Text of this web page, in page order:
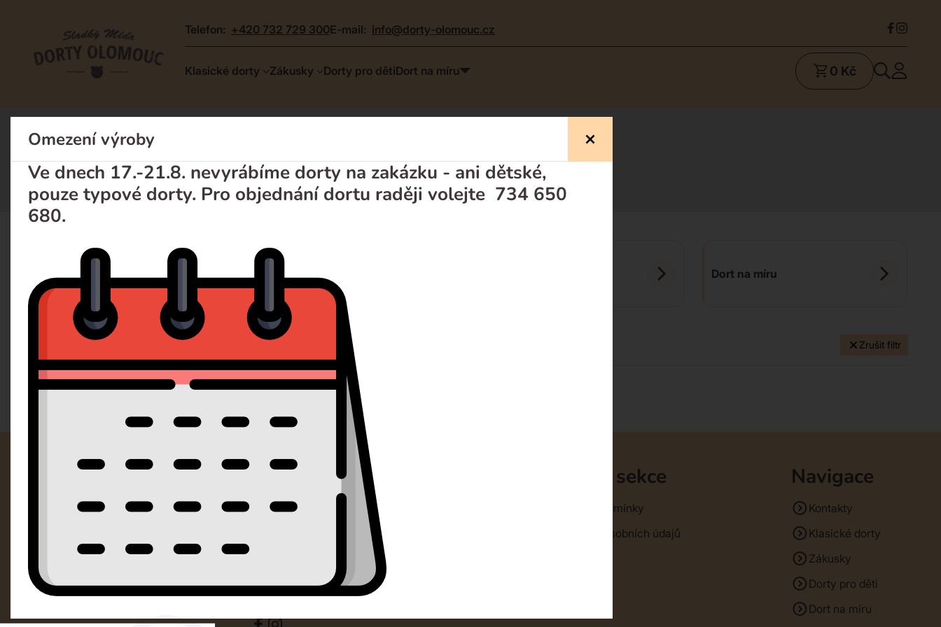
Dorty
dorty
a
poctivá
cukrárna
telefon: +420 732 729 300 e-mail: info@dorty-olomouc.cz
Klasické dorty Zákusky Dorty pro dětiDort na míru 0 Kč
Dort na míru
Dort na míru: novinka
Klasické dorty Zákusky Dort na míru
Zrušit filtr
0 produktů
Kontakty
SM Dorty Olomouc s.r.o.
Mošnerova 1318/14A 77900 Olomouc
+420 732 729 300
info@dorty-olomouc.cz
Klientská sekce
Obchodní podmínky
Zpracování osobních údajů
Navigace
Kontakty
Klasické dorty
Zákusky
Dorty pro děti
Dort na míru
Omezení výroby
Ve dnech 17.-21.8. nevyrábíme dorty na zakázku - ani dětské,
pouze typové dorty. Pro objednání dortu raději volejte 734 650
680.